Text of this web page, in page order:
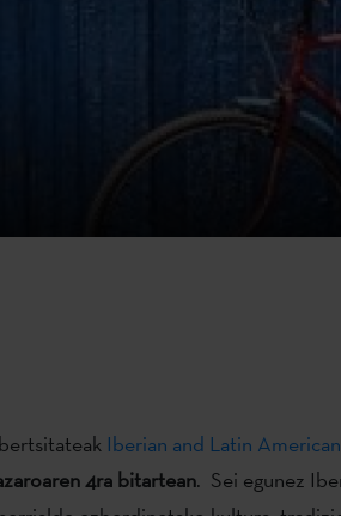
Iberian and Latin
4ra bitartean. Sei egunez